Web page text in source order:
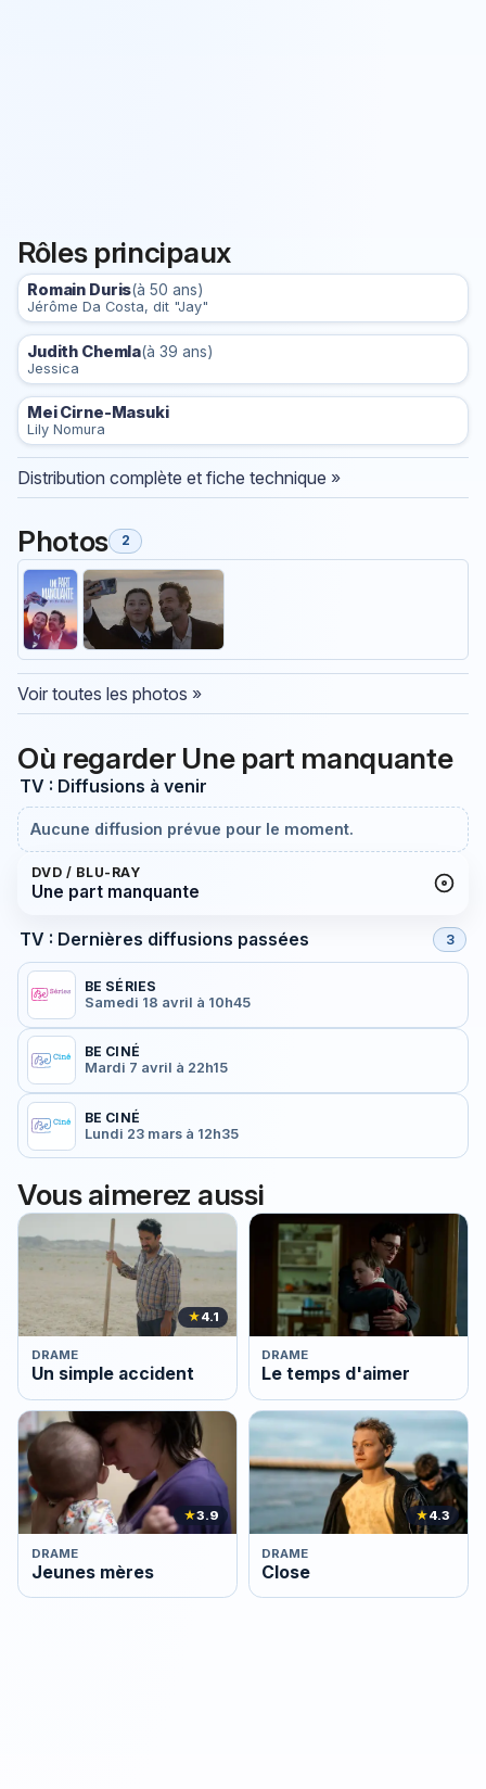
Rôles principaux
Romain Duris(à 50 ans)
Jérôme Da Costa, dit "Jay"
Judith Chemla(à 39 ans)
Jessica
Mei Cirne-Masuki
Lily Nomura
Distribution complète et fiche technique »
Photos 2
Voir toutes les photos »
Où regarder Une part manquante
TV : Diffusions à venir
Aucune diffusion prévue pour le moment.
DVD / BLU-RAY
Une part manquante
TV : Dernières diffusions passées 3
BE SÉRIES
Samedi 18 avril à 10h45
BE CINÉ
Mardi 7 avril à 22h15
BE CINÉ
Lundi 23 mars à 12h35
Vous aimerez aussi
★4.1
DRAME
Un simple accident
DRAME
Le temps d'aimer
★3.9
DRAME
Jeunes mères
★4.3
DRAME
Close